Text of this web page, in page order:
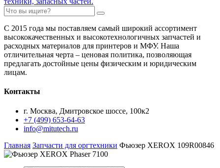
С 2015 года мы поставляем самый широкий ассортимент
высококачественных и высокотехнологичных запчастей и
расходных материалов для принтеров и МФУ. Наша
отличительная черта – ценовая политика, позволяющая
предлагать достойные цены физическим и юридическим
лицам.
Контакты
г. Москва, Дмитровское шоссе, 100к2
+7 (499) 653-64-63
info@mitutech.ru
Главная Запчасти для оргтехники Фьюзер XEROX 109R00846